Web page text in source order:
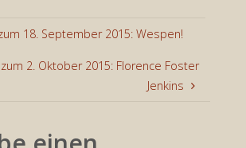
18. September 2015: Wespen!
2. Oktober 2015: Florence Foster
Jenkins